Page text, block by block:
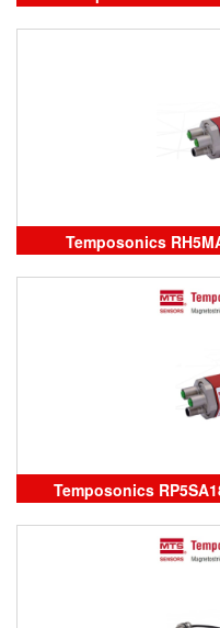
Temposonics
Temposonics